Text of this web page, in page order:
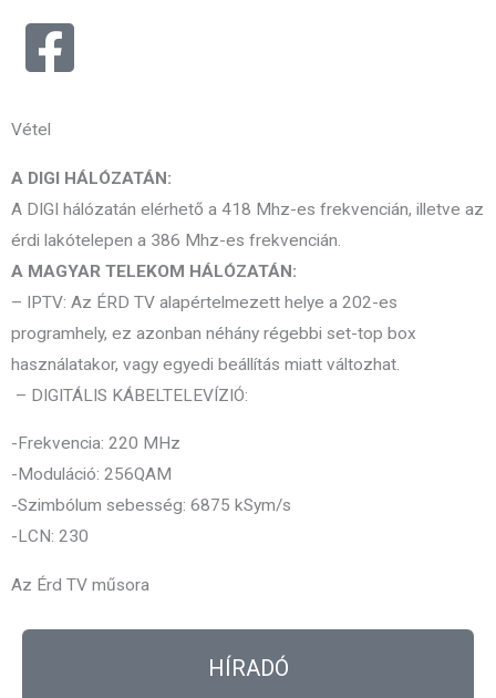
Vétel
A DIGI HÁLÓZATÁN:
A DIGI hálózatán elérhető a 418 Mhz-es frekvencián, illetve az
érdi lakótelepen a 386 Mhz-es frekvencián.
A MAGYAR TELEKOM HÁLÓZATÁN:
– IPTV: Az ÉRD TV alapértelmezett helye a 202-es
programhely, ez azonban néhány régebbi set-top box
használatakor, vagy egyedi beállítás miatt változhat.
– DIGITÁLIS KÁBELTELEVÍZIÓ:
-Frekvencia: 220 MHz
-Moduláció: 256QAM
-Szimbólum sebesség: 6875 kSym/s
-LCN: 230
Az Érd TV műsora
HÍRADÓ